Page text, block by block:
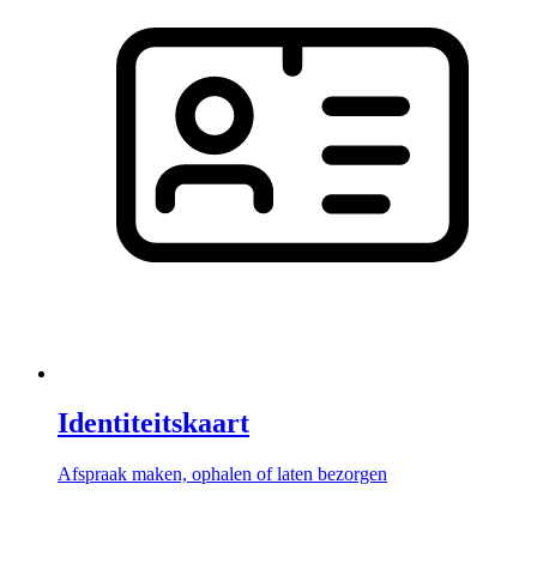
Identiteitskaart
Afspraak maken, ophalen of laten bezorgen